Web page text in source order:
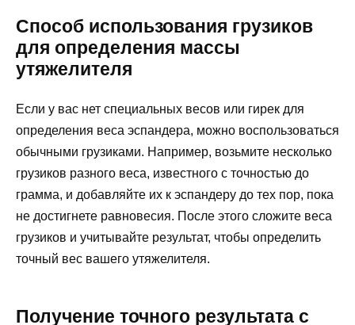
Способ использования грузиков
для определения массы
утяжелителя
Если у вас нет специальных весов или гирек для
определения веса эспандера, можно воспользоваться
обычными грузиками. Например, возьмите несколько
грузиков разного веса, известного с точностью до
грамма, и добавляйте их к эспандеру до тех пор, пока
не достигнете равновесия. После этого сложите веса
грузиков и учитывайте результат, чтобы определить
точный вес вашего утяжелителя.
Получение точного результата с